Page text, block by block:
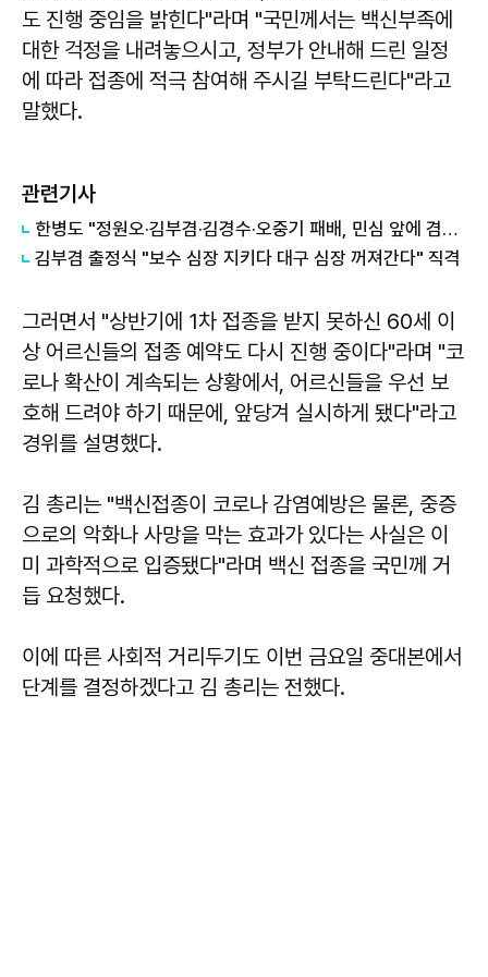
도 진행 중임을 밝힌다"라며 "국민께서는 백신부족에
대한 걱정을 내려놓으시고, 정부가 안내해 드린 일정
에 따라 접종에 적극 참여해 주시길 부탁드린다"라고
말했다.
관련기사
한병도 "정원오·김부겸·김경수·오중기 패배, 민심 앞에 겸손하겠다"
김부겸 출정식 "보수 심장 지키다 대구 심장 꺼져간다" 직격
그러면서 "상반기에 1차 접종을 받지 못하신 60세 이
상 어르신들의 접종 예약도 다시 진행 중이다"라며 "코
로나 확산이 계속되는 상황에서, 어르신들을 우선 보
호해 드려야 하기 때문에, 앞당겨 실시하게 됐다"라고
경위를 설명했다.
김 총리는 "백신접종이 코로나 감염예방은 물론, 중증
으로의 악화나 사망을 막는 효과가 있다는 사실은 이
미 과학적으로 입증됐다"라며 백신 접종을 국민께 거
듭 요청했다.
이에 따른 사회적 거리두기도 이번 금요일 중대본에서
단계를 결정하겠다고 김 총리는 전했다.